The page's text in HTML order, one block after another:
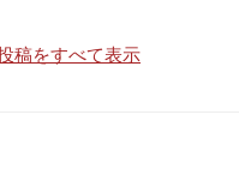
稿をすべて表示